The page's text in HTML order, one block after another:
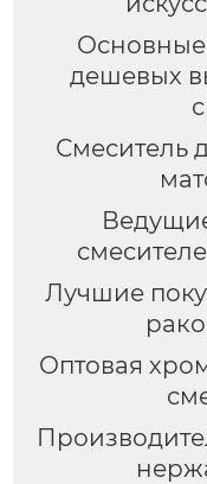
Основные
дешевых
Смеситель
Лучшие
Оптовая